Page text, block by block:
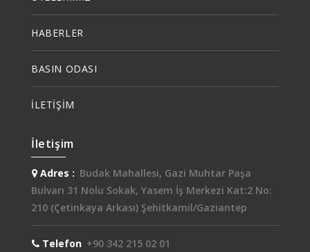
HABERLER
BASIN ODASI
İLETİŞİM
İletişim
Adres : Budak Mahallesi, Gazi Muhtar Paşa
Bulvarı 31 Nolu Sokak, Yasem İş Merkezi Kat:2 No:
210 (Çetinkaya Arkası) Şehitkamil/Gaziantep
Telefon +90 342 215 02 01